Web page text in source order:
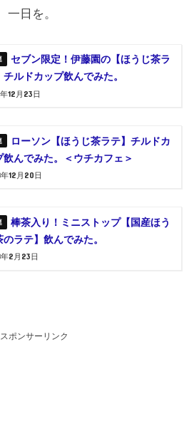
日を。
セブン限定！伊藤園の【ほうじ茶ラ
チルドカップ飲んでみた。
12月23日
ローソン【ほうじ茶ラテ】チルドカ
飲んでみた。＜ウチカフェ＞
12月20日
棒茶入り！ミニストップ【国産ほう
のラテ】飲んでみた。
2月23日
スポンサーリンク